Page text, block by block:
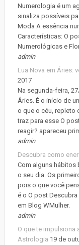
Numerologia é um
sinaliza possíveis
Moda A essência
Características: O
Numerológicas e
admin
Lua Nova em Áries:
2017
Na segunda-feira,
Áries. É o início de
o que o céu, repleto
traz para esse O
reagir? apareceu
admin
Descubra como
Com alguns hábitos
o seu dia. Os
pois o que você
é o O post
em Blog WMulher.
admin
O que te impulsiona
Astrologia 19 de